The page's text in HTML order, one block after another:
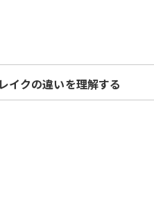
イクの違いを理解する